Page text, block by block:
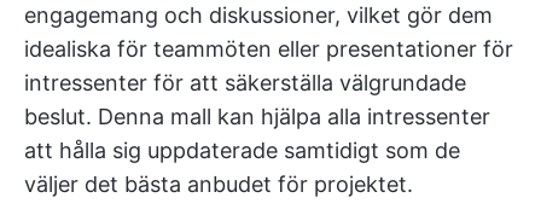
engagemang och diskussioner, vilket gör dem
idealiska för teammöten eller presentationer för
intressenter för att säkerställa välgrundade
beslut. Denna mall kan hjälpa alla intressenter
att hålla sig uppdaterade samtidigt som de
väljer det bästa anbudet för projektet.